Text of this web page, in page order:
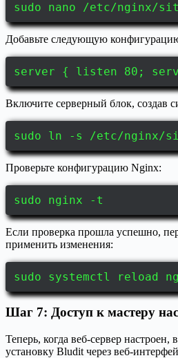
sudo nano /etc/nginx/
Добавьте следующую
server { listen 80;
Включите серверный блок, создав
sudo ln -s /etc/nginx/
Проверьте конфигурацию Nginx:
sudo nginx -t
Если проверка прошла успешно,
применить изменения:
sudo systemctl reload
Шаг 7: Доступ к мастеру
Теперь, когда веб-сервер
установку Bludit через веб-